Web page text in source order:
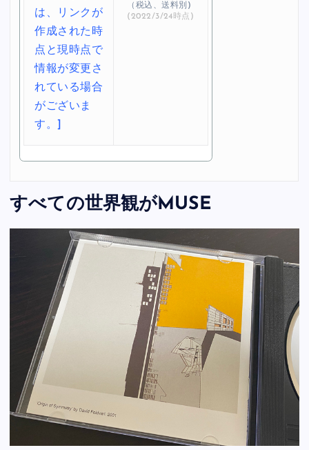
（税込、送料別)
(2022/3/24時点)
すべての世界観がMUSE